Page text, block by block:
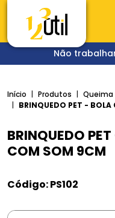
Não
Início Produtos Queima
BRINQUEDO PET -
BRINQUEDO
COM SOM 9CM
Código: PS102